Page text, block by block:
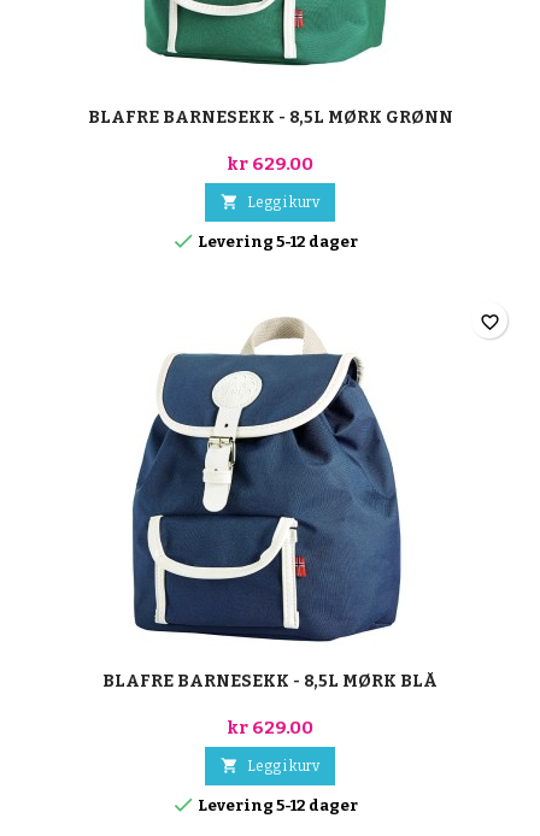
BLAFRE BARNESEKK - 8,5L MØRK GRØNN
kr 629.00
 Legg i kurv
 Levering 5-12 dager
BLAFRE BARNESEKK - 8,5L MØRK BLÅ
kr 629.00
 Legg i kurv
 Levering 5-12 dager
favorite_border